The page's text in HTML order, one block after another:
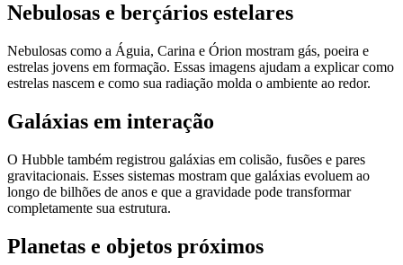
Nebulosas e berçários estelares
Nebulosas como a Águia, Carina e Órion mostram gás, poeira e
estrelas jovens em formação. Essas imagens ajudam a explicar como
estrelas nascem e como sua radiação molda o ambiente ao redor.
Galáxias em interação
O Hubble também registrou galáxias em colisão, fusões e pares
gravitacionais. Esses sistemas mostram que galáxias evoluem ao
longo de bilhões de anos e que a gravidade pode transformar
completamente sua estrutura.
Planetas e objetos próximos